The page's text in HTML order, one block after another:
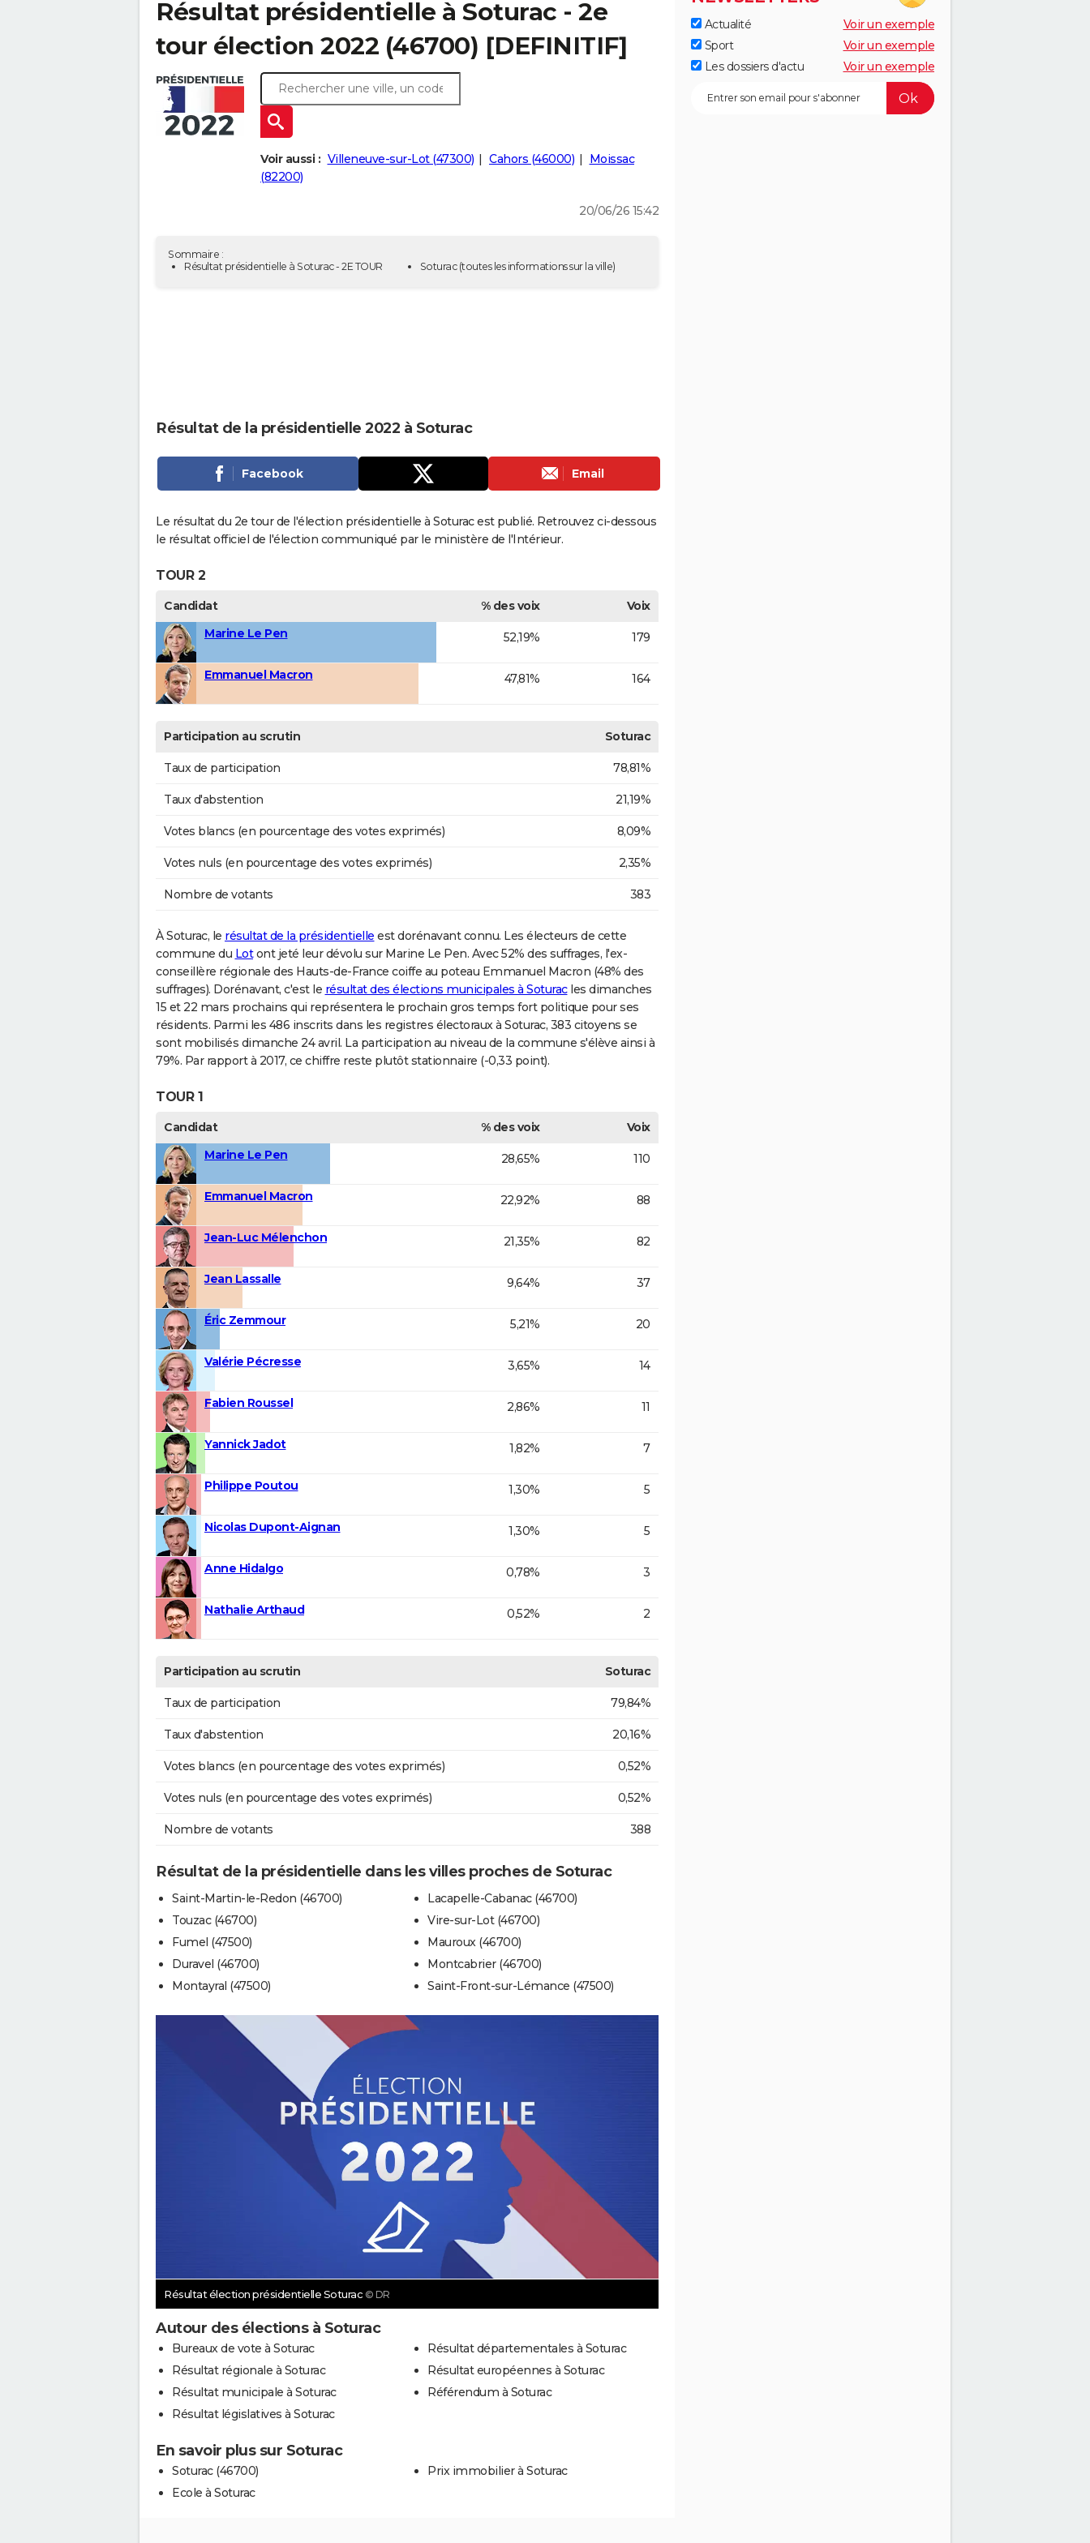
Résultat présidentielle à Soturac - 2e
tour élection 2022 (46700) [DEFINITIF]
Voir aussi : Villeneuve-sur-Lot (47300) Cahors (46000)
Moissac
(82200)
20/06/26 15:42
Sommaire :
Résultat présidentielle à Soturac - 2E TOUR
Soturac(toutes les informations sur la ville)
Résultat de la présidentielle 2022 à Soturac
Facebook Email
Le résultat du 2e tour de l'élection présidentielle à Soturac est publié. Retrouvez ci-dessous
le résultat officiel de l'élection communiqué par le ministère de l'Intérieur.
TOUR 2
Candidat % des voix
Voix
Marine Le Pen
52,19% 179
Emmanuel Macron 47,81% 164
Participation au scrutin Soturac
Taux de participation 78,81%
Taux d'abstention 21,19%
Votes blancs (en pourcentage des votes exprimés) 8,09%
Votes nuls (en pourcentage des votes exprimés) 2,35%
Nombre de votants 383
À Soturac, le résultat de la présidentielle est dorénavant connu. Les électeurs de cette
commune du Lotont jeté leur dévolu sur Marine Le Pen. Avec 52% des suffrages, l'ex-
conseillère régionale des Hauts-de-France coiffe au poteau Emmanuel Macron (48% des
suffrages). Dorénavant, c'est le résultat des élections municipales à Soturacles dimanches
15 et 22 mars prochains qui représentera le prochain gros temps fort politique pour ses
résidents. Parmi les 486 inscrits dans les registres électoraux à Soturac, 383 citoyens se
sont mobilisés dimanche 24 avril. La participation au niveau de la commune s'élève ainsi à
79%. Par rapport à 2017, ce chiffre reste plutôt stationnaire (-0,33 point).
TOUR 1
Candidat % des voix
Voix
Marine Le Pen
28,65% 110
Emmanuel Macron 22,92% 88
Jean-Luc Mélenchon 21,35% 82
Jean Lassalle 9,64% 37
Éric Zemmour 5,21% 20
Valérie Pécresse 3,65% 14
Fabien Roussel 2,86% 11
Yannick Jadot 1,82% 7
Philippe Poutou 1,30% 5
Nicolas Dupont-Aignan 1,30% 5
Anne Hidalgo 0,78% 3
Nathalie Arthaud 0,52% 2
Participation au scrutin Soturac
Taux de participation 79,84%
Taux d'abstention 20,16%
Votes blancs (en pourcentage des votes exprimés) 0,52%
Votes nuls (en pourcentage des votes exprimés) 0,52%
Nombre de votants 388
Résultat de la présidentielle dans les villes proches de Soturac
Saint-Martin-le-Redon (46700)
Touzac (46700)
Fumel (47500)
Duravel (46700)
Montayral (47500)
Lacapelle-Cabanac (46700)
Vire-sur-Lot (46700)
Mauroux (46700)
Montcabrier (46700)
Saint-Front-sur-Lémance (47500)
Résultat élection présidentielle Soturac © DR
Autour des élections à Soturac
Bureaux de vote à Soturac
Résultat régionale à Soturac
Résultat municipale à Soturac
Résultat législatives à Soturac
Résultat départementales à Soturac
Résultat européennes à Soturac
Référendum à Soturac
En savoir plus sur Soturac
Soturac (46700)
Ecole à Soturac
Prix immobilier à Soturac
Actualité
Voir un exemple
Sport
Voir un exemple
Les dossiers d'actu
Voir un exemple